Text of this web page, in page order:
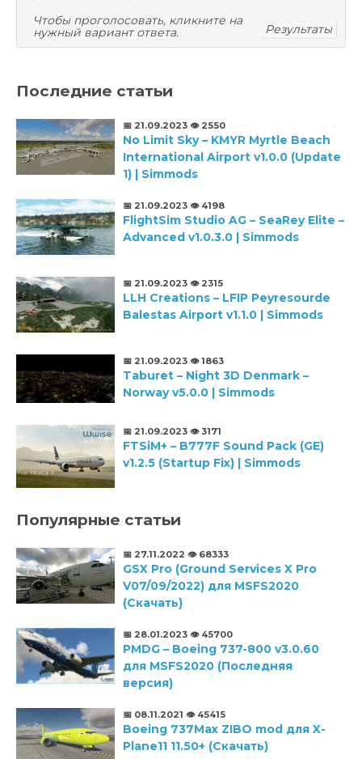
Чтобы проголосовать, кликните на
нужный вариант ответа.
Результаты
Последние статьи
📅 21.09.2023 👁️ 2550
No Limit Sky – KMYR Myrtle Beach
International Airport v1.0.0 (Update
1) | Simmods
📅 21.09.2023 👁️ 4198
FlightSim Studio AG – SeaRey Elite –
Advanced v1.0.3.0 | Simmods
📅 21.09.2023 👁️ 2315
LLH Creations – LFIP Peyresourde
Balestas Airport v1.1.0 | Simmods
📅 21.09.2023 👁️ 1863
Taburet – Night 3D Denmark –
Norway v5.0.0 | Simmods
📅 21.09.2023 👁️ 3171
FTSiM+ – B777F Sound Pack (GE)
v1.2.5 (Startup Fix) | Simmods
Популярные статьи
📅 27.11.2022 👁️ 68333
GSX Pro (Ground Services X Pro
V07/09/2022) для MSFS2020
(Скачать)
📅 28.01.2023 👁️ 45700
PMDG – Boeing 737-800 v3.0.60
для MSFS2020 (Последняя
версия)
📅 08.11.2021 👁️ 45415
Boeing 737Max ZIBO mod для X-
Plane11 11.50+ (Скачать)